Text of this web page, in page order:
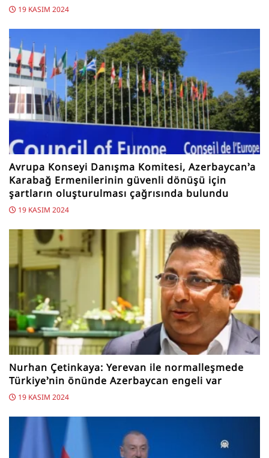
19 KASIM 2024
Avrupa Konseyi Danışma Komitesi, Azerbaycan’a
Karabağ Ermenilerinin güvenli dönüşü için
şartların oluşturulması çağrısında bulundu
19 KASIM 2024
Nurhan Çetinkaya: Yerevan ile normalleşmede
Türkiye’nin önünde Azerbaycan engeli var
19 KASIM 2024